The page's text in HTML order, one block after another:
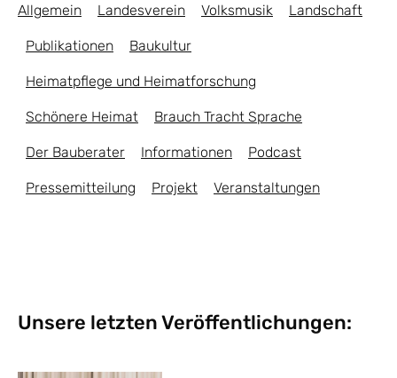
Allgemein Landesverein Volksmusik Landschaft
Publikationen Baukultur
Heimatpflege und Heimatforschung
Schönere Heimat Brauch Tracht Sprache
Der Bauberater Informationen Podcast
Pressemitteilung Projekt Veranstaltungen
Unsere letzten Veröffentlichungen: